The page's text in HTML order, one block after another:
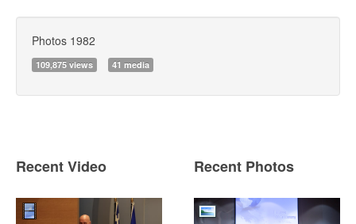
Photos 1982
109,875 views 41 media
Recent Video Recent Photos